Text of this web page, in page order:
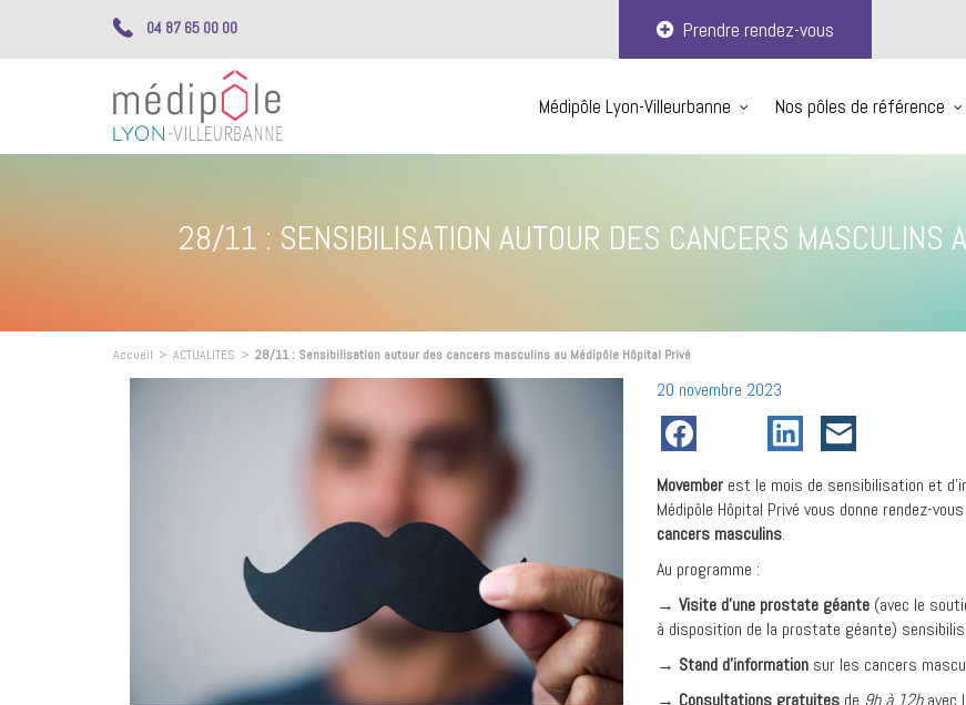
04 87 65 00 00 Prendre rendez-vous
Médipôle Lyon-Villeurbanne Nos pôles de référence
28/11 : SENSIBILISATION AUTOUR DES CANCERS MASCULINS
Accueil > ACTUALITES > 28/11 : Sensibilisation autour des cancers masculins au Médipôle Hôpital Privé
Posté
le
20 novembre 2023
Movember est le mois de sensibilisation et
Médipôle Hôpital Privé vous donne rendez-
cancers masculins.
Au programme :
→ Visite d’une prostate géante (avec le
à disposition de la prostate géante)
→ Stand d’information sur les cancers
→ Consultations gratuites de 9h à 12havec